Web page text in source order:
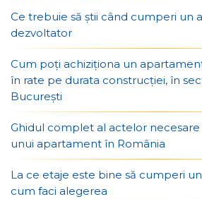
Ce trebuie să știi când cumperi un
dezvoltator
Cum poți achiziționa un
în rate pe durata construcției, în
București
Ghidul complet al actelor
unui apartament în România
La ce etaje este bine să cumperi
cum faci alegerea